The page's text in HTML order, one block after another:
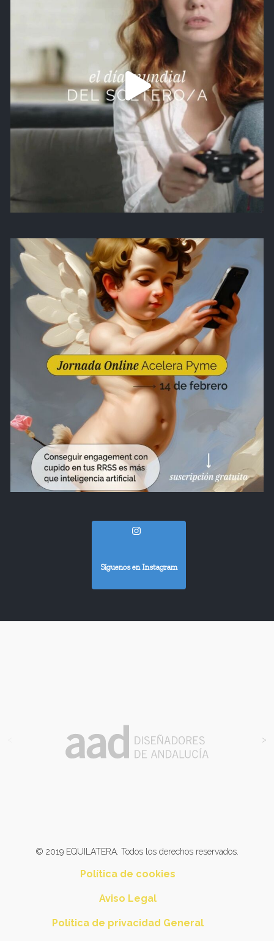
Síguenos en Instagram
>
© 2019 EQUILATERA. Todos los derechos reservados.
Política de cookies
Aviso Legal
Política de privacidad General